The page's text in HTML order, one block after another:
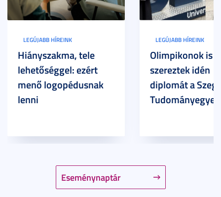
Eseménynaptár
LEGÚJABB HÍREINK
Hiányszakma, tele
lehetőséggel: ezért
menő logopédusnak
lenni
LEGÚJABB HÍREINK
Olimpikonok is
szereztek idén
diplomát a